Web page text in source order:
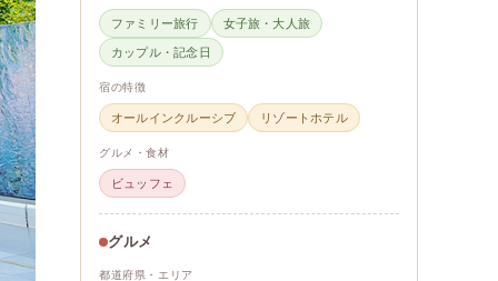
ファミリー旅行 女子旅・大人旅
カップル・記念日
宿の特徴
オールインクルーシブ リゾートホテル
グルメ・食材
ビュッフェ
グルメ
都道府県・エリア